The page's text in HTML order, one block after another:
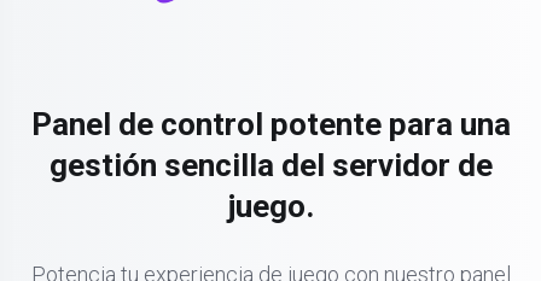
Panel de control potente para una
gestión sencilla del servidor de
juego.
Potencia tu experiencia de juego con nuestro panel